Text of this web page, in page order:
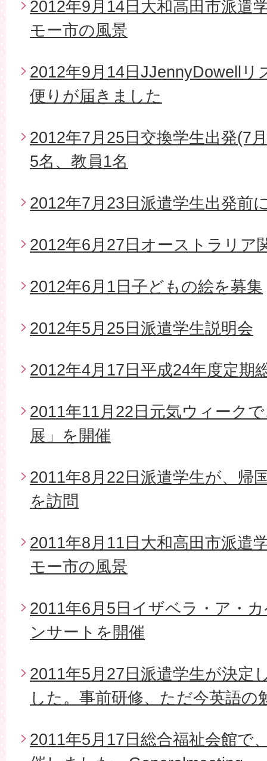
2012年9月14日大和高田市派遣
モー市の風景
2012年9月14日JJennyDowellリ
便りが届きました
2012年7月25日交換学生出発(7
5名、教員1名
2012年7月23日派遣学生出発前
2012年6月27日オーストラリア
2012年6月1日子どもの絵を募集
2012年5月25日派遣学生説明会
2012年4月17日平成24年度定期
2011年11月22日元気ウィーク
展」を開催
2011年8月22日派遣学生が、帰
を訪問
2011年8月11日大和高田市派遣
モー市の風景
2011年6月5日イザベラ・ア・
ンサートを開催
2011年5月27日派遣学生が決定
した。事前研修、ただ今英語の
2011年5月17日総合福祉会館で